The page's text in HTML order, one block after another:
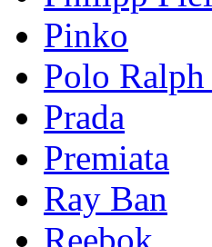
Pinkо
Polo
Prada
Premiata
Ray Ban